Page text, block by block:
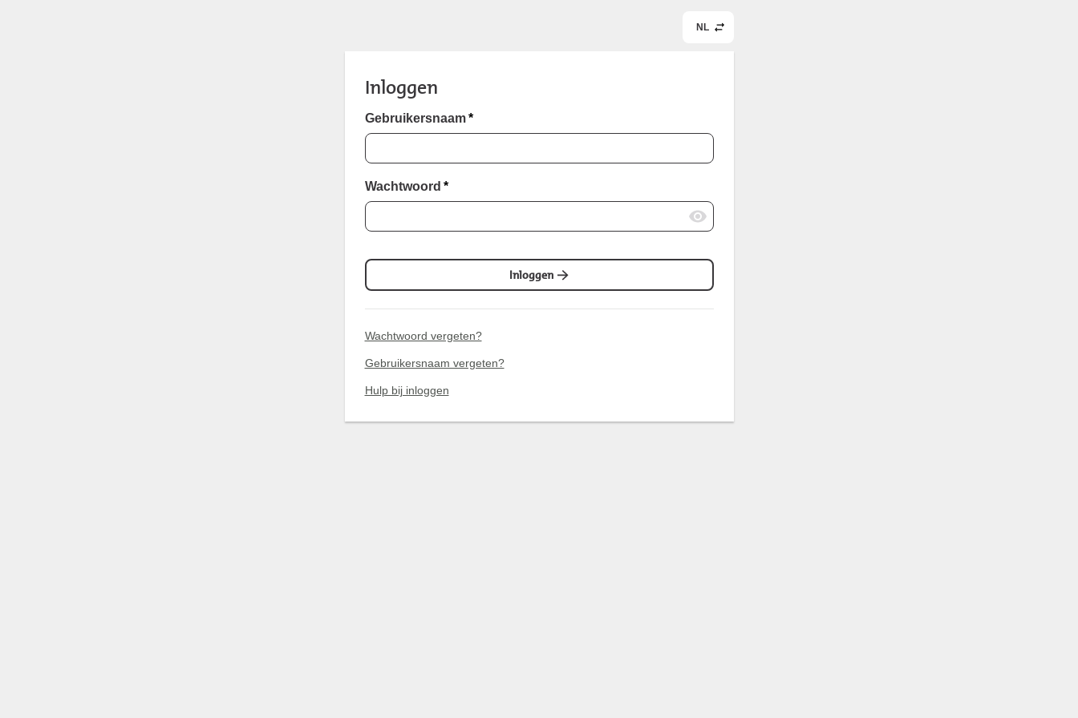
NL
Inloggen
Gebruikersnaam *
Wachtwoord *
Inloggen
Wachtwoord vergeten?
Gebruikersnaam vergeten?
Hulp bij inloggen